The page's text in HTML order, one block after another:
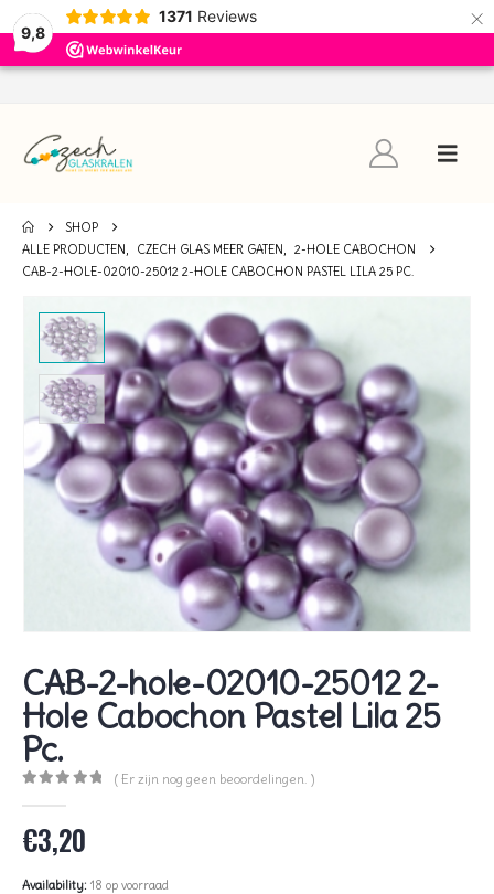
9,8
1371 Reviews ×
SHOP
ALLE PRODUCTEN, CZECH GLAS MEER GATEN, 2-HOLE CABOCHON
CAB-2-HOLE-02010-25012 2-HOLE CABOCHON PASTEL LILA 25 PC.
CAB-2-hole-02010-25012 2-
Hole Cabochon Pastel Lila 25
Pc.
( Er zijn nog geen beoordelingen. )
€3,20
Availability: 18 op voorraad